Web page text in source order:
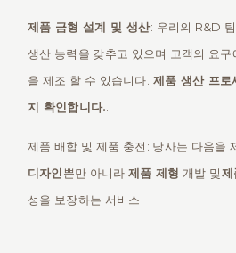
제품 금형 설계 및 생산: 우리의 R&D
생산 능력을 갖추고 있으며 고객의 요
을 제조 할 수 있습니다. 제품 생산 프로
지 확인합니다.
제품 배합 및 제품 충전: 당사는 다음을
디자인뿐만 아니라제품 제형 개발 및제
성을 보장하는 서비스